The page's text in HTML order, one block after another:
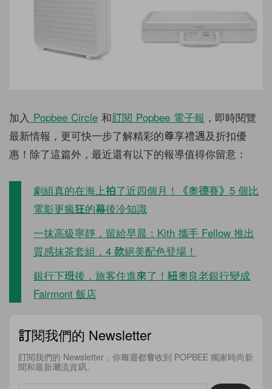
加入 Popbee Circle 和訂閱 Popbee 電子報 ，即時閱覽
最新情報，更可快一步了解精彩的尊享禮遇及折扣優
惠！除了這篇外，最近還有以下的報導值得你留意：
劇組真的在海上拍了近四個月！《奧德賽》5 個比
電影更瘋狂的幕後冷知識
一抹高級寧靜，留給早晨：Kith 攜手 Fellow 推出
質感抹茶套組，4 款絕美配色登場！
銀行下班後，旅客住進來了！紐奧良老銀行變成
Fairmont 飯店
訂閱我們的 Newsletter
訂閱我們的 Newsletter，你每週都會收到 POPBEE 獨家時尚新
聞和最新潮流資訊。